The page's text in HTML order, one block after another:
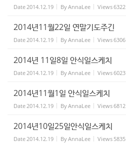
Date2014.12.19 ByAnnaLee Views6322
2014년11월22일 연말기도주긴
Date2014.12.19 ByAnnaLee Views6306
2014년 11일8일 안식일스케치
Date2014.12.19 ByAnnaLee Views6023
2014년11월1일 안식일스케치
Date2014.12.19 ByAnnaLee Views6812
2014년10일25일안식일스케치
Date2014.12.19 ByAnnaLee Views 5835